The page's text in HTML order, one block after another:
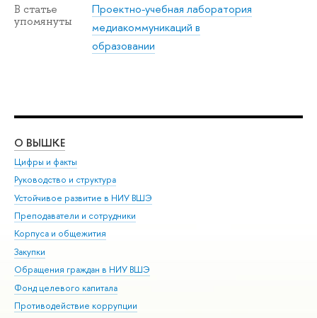
В статье
упомянуты
Проектно-учебная лаборатория
медиакоммуникаций в
образовании
О ВЫШКЕ
Цифры и факты
Руководство и структура
Устойчивое развитие в НИУ ВШЭ
Преподаватели и сотрудники
Корпуса и общежития
Закупки
Обращения граждан в НИУ ВШЭ
Фонд целевого капитала
Противодействие коррупции